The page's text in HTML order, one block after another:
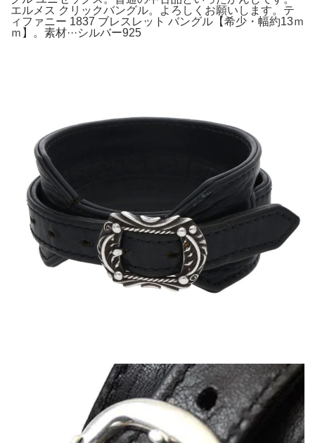
エルメス クリックバングル。よろしくお願いします。テ
ィファニー 1837 ブレスレット バングル【希少・幅約13ｍ
ｍ】。素材···シルバー925